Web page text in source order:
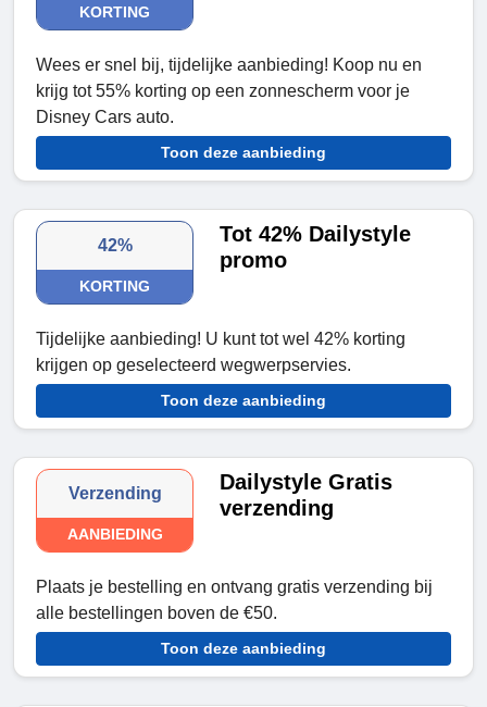
KORTING
Wees er snel bij, tijdelijke aanbieding! Koop nu en
krijg tot 55% korting op een zonnescherm voor je
Disney Cars auto.
Toon deze aanbieding
42%
KORTING
Tot 42% Dailystyle
promo
Tijdelijke aanbieding! U kunt tot wel 42% korting
krijgen op geselecteerd wegwerpservies.
Toon deze aanbieding
Verzending
AANBIEDING
Dailystyle Gratis
verzending
Plaats je bestelling en ontvang gratis verzending bij
alle bestellingen boven de €50.
Toon deze aanbieding